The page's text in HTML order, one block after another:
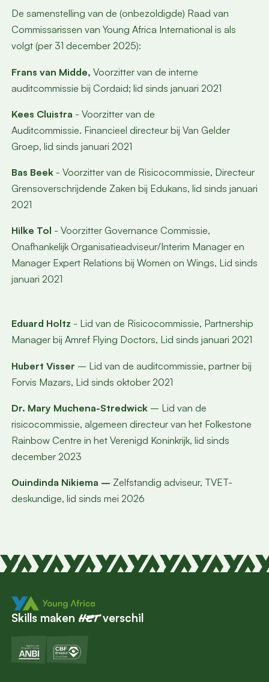
De samenstelling van de (onbezoldigde) Raad van
Commissarissen van Young Africa International is als
volgt (per 31 december 2025):
Frans van Midde, Voorzitter van de interne
auditcommissie bij Cordaid; lid sinds januari 2021
Kees Cluistra - Voorzitter van de
Auditcommissie. Financieel directeur bij Van Gelder
Groep, lid sinds januari 2021
Bas Beek- Voorzitter van de Risicocommissie, Directeur
Grensoverschrijdende Zaken bij Edukans, lid sinds januari
2021
Hilke Tol - Voorzitter Governance Commissie,
Onafhankelijk Organisatieadviseur/Interim Manager en
Manager Expert Relations bij Women on Wings, Lid sinds
januari 2021
Eduard Holtz - Lid van de Risicocommissie, Partnership
Manager bij Amref Flying Doctors, Lid sinds januari 2021
Hubert Visser – Lid van de auditcommissie, partner bij
Forvis Mazars, Lid sinds oktober 2021
Dr. Mary Muchena-Stredwick– Lid van de
risicocommissie, algemeen directeur van het Folkestone
Rainbow Centre in het Verenigd Koninkrijk, lid sinds
december 2023
Ouindinda Nikiema – Zelfstandig adviseur, TVET-
deskundige, lid sinds mei 2026
Skills maken hetverschil